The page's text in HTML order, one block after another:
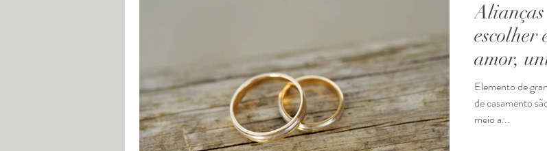
Alianças
escolher
amor,
Elemento de
de casamento
meio a...